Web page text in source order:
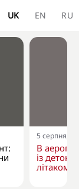
UK EN RU
5 серпня,
В
із
літаком